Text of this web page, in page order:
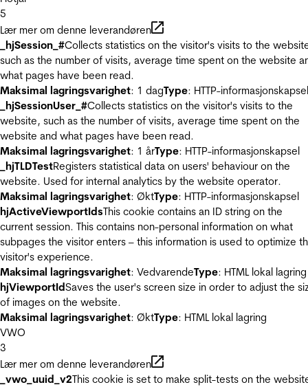
5
Lær mer om denne leverandøren
_hjSession_#Collects statistics on the visitor's visits to the
such as the number of visits, average time spent on the website
what pages have been read.
Maksimal lagringsvarighet: 1 dagType: HTTP-informasjonskapsel
_hjSessionUser_#Collects statistics on the visitor's visits to the
website, such as the number of visits, average time spent on the
website and what pages have been read.
Maksimal lagringsvarighet: 1 årType: HTTP-informasjonskapsel
_hjTLDTestRegisters statistical data on users' behaviour on the
website. Used for internal analytics by the website operator.
Maksimal lagringsvarighet: ØktType: HTTP-informasjonskapsel
hjActiveViewportIdsThis cookie contains an ID string on the
current session. This contains non-personal information on what
subpages the visitor enters – this information is used to optimize
visitor's experience.
Maksimal lagringsvarighet: VedvarendeType: HTML lokal lagring
hjViewportIdSaves the user's screen size in order to adjust the
of images on the website.
Maksimal lagringsvarighet: ØktType: HTML lokal lagring
VWO
3
Lær mer om denne leverandøren
_vwo_uuid_v2This cookie is set to make split-tests on the